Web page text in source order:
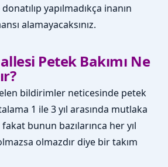
yapılmadıkça inanın
alamayacaksınız.
Petek Bakımı Ne
bildirimler neticesinde petek
1 ile 3 yıl arasında mutlaka
bunun bazılarınca her yıl
olmazdır diye bir takım